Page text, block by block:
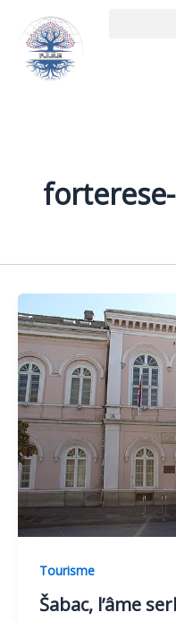
contenu
Tourisme
Šabac, l’âme